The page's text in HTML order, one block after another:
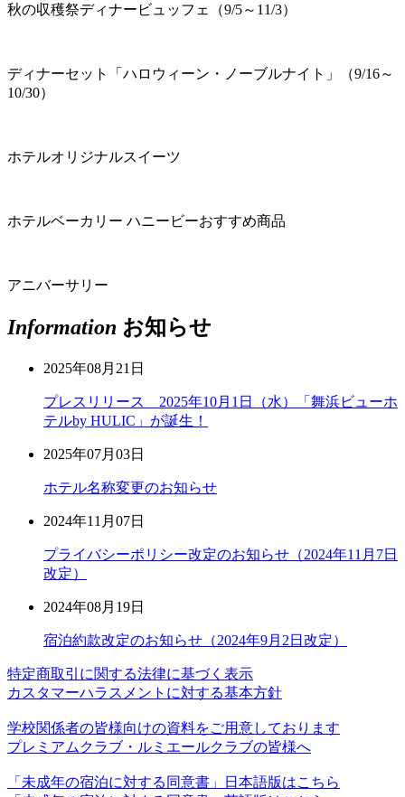
秋の収穫祭ディナービュッフェ（9/5～11/3）
ディナーセット「ハロウィーン・ノーブルナイト」（9/16～
10/30）
ホテルオリジナルスイーツ
ホテルベーカリー ハニービーおすすめ商品
アニバーサリー
Information お知らせ
2025年08月21日
プレスリリース 2025年10月1日（水）「舞浜ビューホ
テルby HULIC」が誕生！
2025年07月03日
ホテル名称変更のお知らせ
2024年11月07日
プライバシーポリシー改定のお知らせ（2024年11月7日
改定）
2024年08月19日
宿泊約款改定のお知らせ（2024年9月2日改定）
特定商取引に関する法律に基づく表示
カスタマーハラスメントに対する基本方針
学校関係者の皆様向けの資料をご用意しております
プレミアムクラブ・ルミエールクラブの皆様へ
「未成年の宿泊に対する同意書」日本語版はこちら